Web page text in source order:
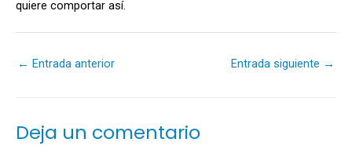
quiere comportar así.
← Entrada anterior Entrada siguiente →
Deja un comentario